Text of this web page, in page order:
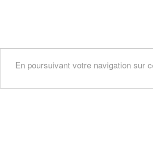
En poursuivant votre navigation sur